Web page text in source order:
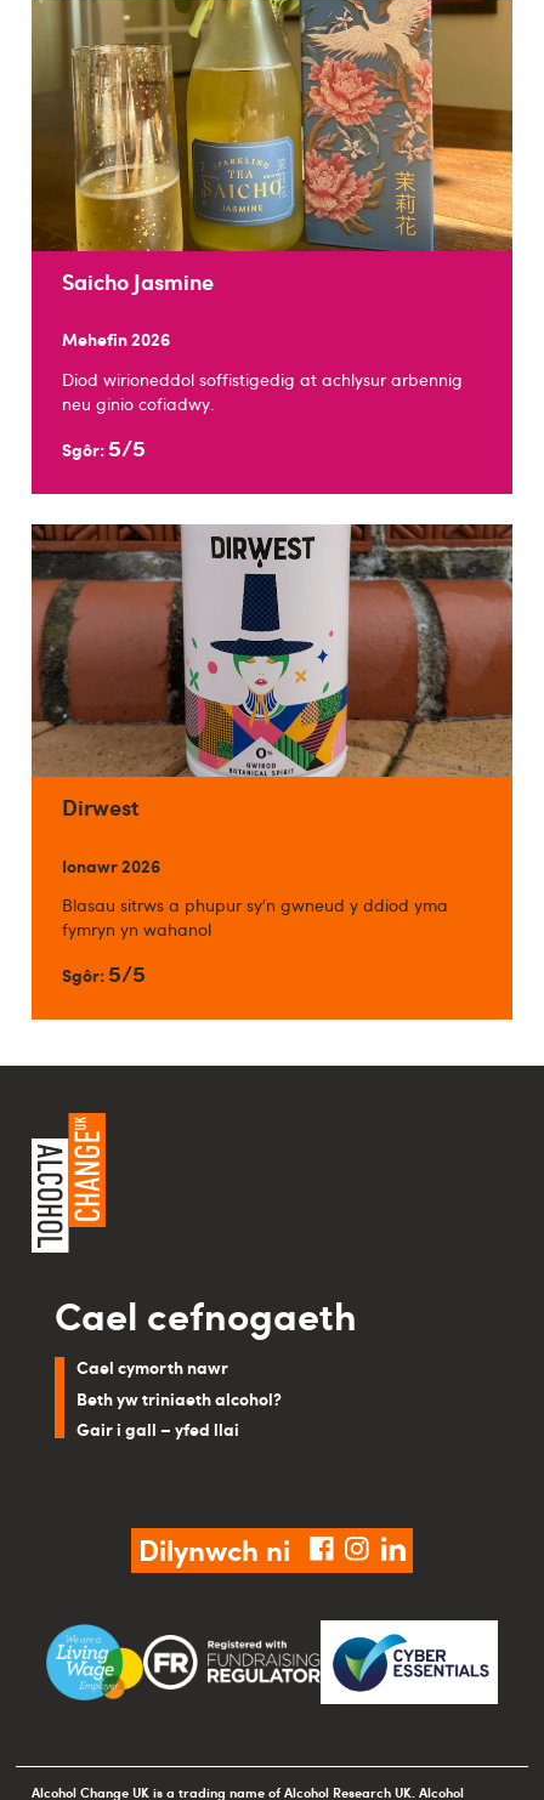
Saicho Jasmine
Mehefin 2026
Diod wirioneddol soffistigedig at achlysur arbennig
neu ginio cofiadwy.
Sgôr: 5/5
Dirwest
Ionawr 2026
Blasau sitrws a phupur sy'n gwneud y ddiod yma
fymryn yn wahanol
Sgôr: 5/5
Cael cefnogaeth
Cael cymorth nawr
Beth yw triniaeth alcohol?
Gair i gall – yfed llai
Dilynwch ni facebook
instagram
linkedin
Alcohol Change UK is a trading name of Alcohol Research UK. Alcohol